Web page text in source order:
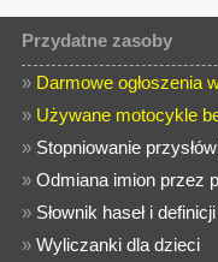
Przydatne zasoby
» Darmowe ogłoszenia
» Używane motocykle
» Stopniowanie
»Odmiana imion przez
» Słownik haseł i definicji
»Wyliczanki dla dzieci